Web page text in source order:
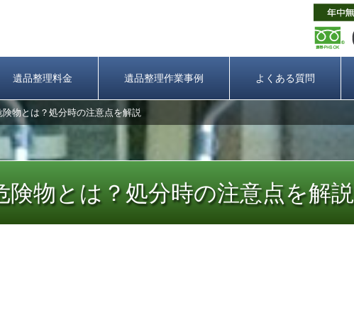
遺品整理料金 遺品整理作業事例 よくある質問
物とは？処分時の注意点を解説
険物とは？処分時の注意点を解説